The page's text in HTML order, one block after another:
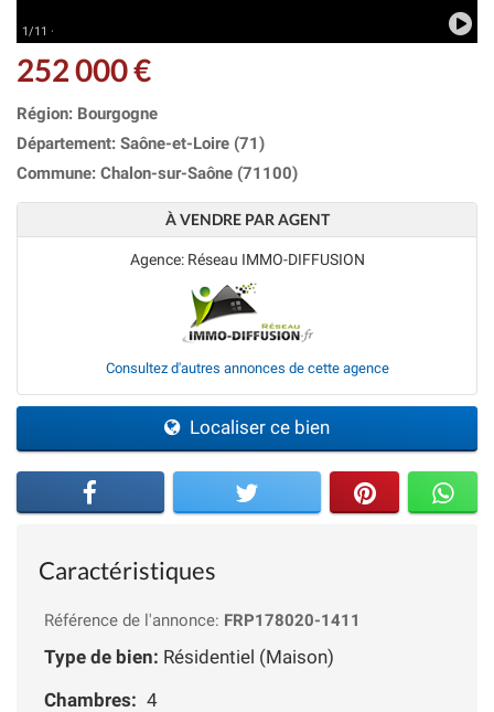
1/11 ·
252 000 €
Région: Bourgogne
Département: Saône-et-Loire (71)
Commune: Chalon-sur-Saône (71100)
À VENDRE PAR AGENT
Agence: Réseau IMMO-DIFFUSION
Consultez d'autres annonces de cette agence
Localiser ce bien
Caractéristiques
Référence de l'annonce: FRP178020-1411
Type de bien: Résidentiel (Maison)
Chambres: 4